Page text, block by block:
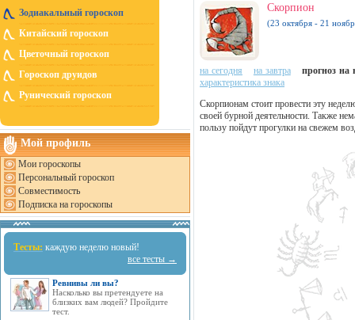
Зодиакальный гороскоп
Китайский гороскоп
Цветочный гороскоп
Гороскоп друидов
Рунический гороскоп
Мой профиль
Мои гороскопы
Персональный гороскоп
Совместимость
Подписка на гороскопы
Тесты: каждую неделю новый!
все тесты →
Ревнивы ли вы?
Насколько вы претендуете на
близких вам людей? Пройдите
тест.
Скорпион
(23 октября - 21
на сегодня на завтра
прогноз на
характеристика знака
Скорпионам стоит провести эту
своей бурной деятельности. Также
пользу пойдут прогулки на свежем